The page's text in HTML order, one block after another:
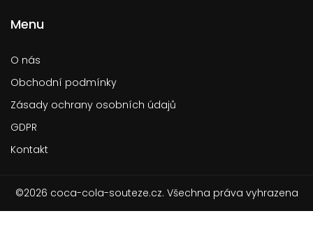
Menu
O nás
Obchodní podmínky
Zásady ochrany osobních údajů
GDPR
Kontakt
©2026 coca-cola-souteze.cz. Všechna práva vyhrazena